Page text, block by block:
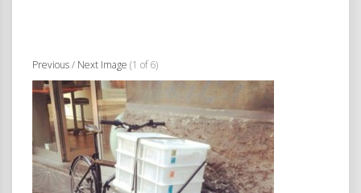
Previous/ Next Image (1 of 6)